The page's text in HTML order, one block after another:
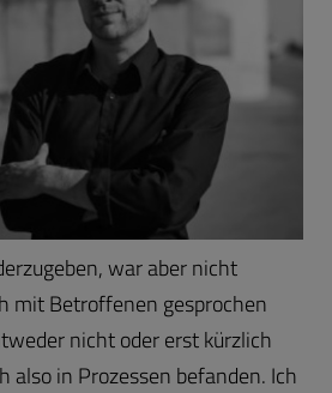
war aber nicht
mit Betroffenen gesprochen
nicht oder erst kürzlich
also in Prozessen befanden. Ich